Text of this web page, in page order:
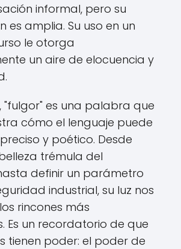
informal, pero su
es amplia. Su uso en un
le otorga
un aire de elocuencia y
"fulgor" es una palabra que
cómo el lenguaje puede
y poético. Desde
trémula del
definir un parámetro
industrial, su luz nos
rincones más
Es un recordatorio de que
tienen poder: el poder de